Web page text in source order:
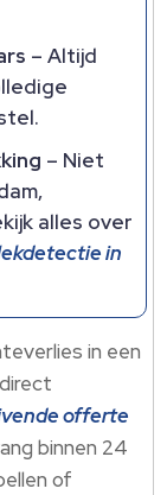
– Altijd
– Niet
alles over
in
in een
offerte
binnen 24
of